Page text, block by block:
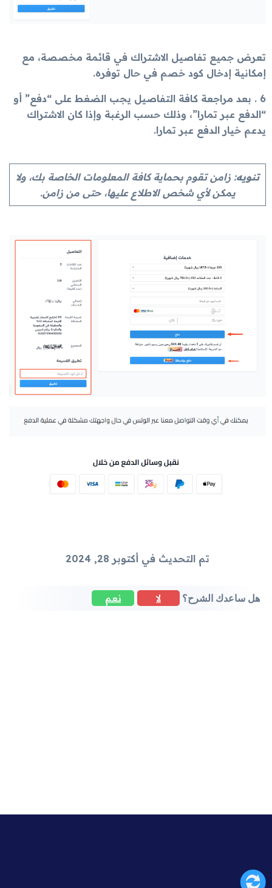
تعرض جميع تفاصيل الاشتراك في قائمة مخصصة، مع
إمكانية إدخال كود خصم في حال توفره.
6 . بعد مراجعة كافة التفاصيل يجب الضغط على “دفع” أو
“الدفع عبر تمارا”، وذلك حسب الرغبة وإذا كان الاشتراك
يدعم خيار الدفع عبر تمارا.
تنويه: زامن تقوم بحماية كافة المعلومات الخاصة بك، ولا
يمكن لأي شخص الاطلاع عليها، حتى من زامن.
تم التحديث في أكتوبر 28, 2024
هل ساعدك الشرح؟ لا نعم